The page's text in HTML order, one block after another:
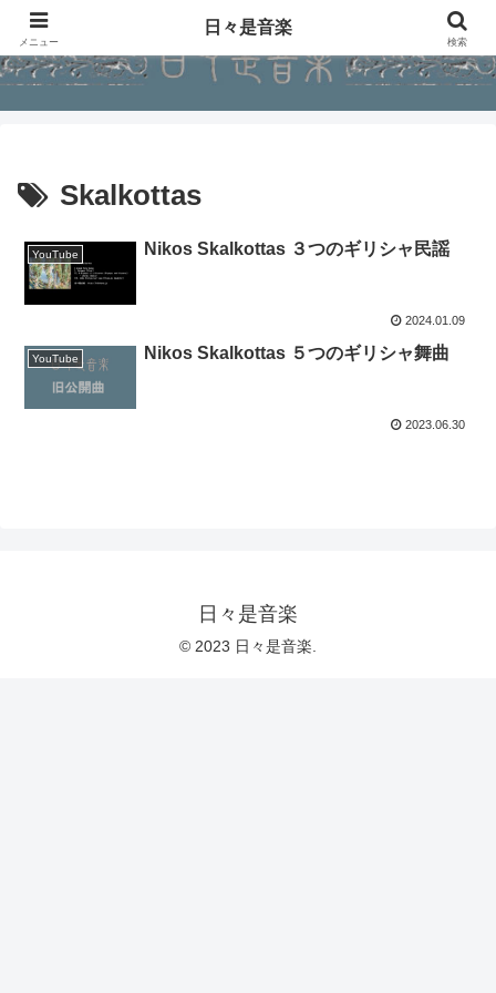
Skalkottas
YouTube Nikos Skalkottas ３つのギリシャ民謡
2024.01.09
YouTube Nikos Skalkottas ５つのギリシャ舞曲
2023.06.30
日々是音楽
© 2023 日々是音楽.
メニュー
日々是音楽
検索